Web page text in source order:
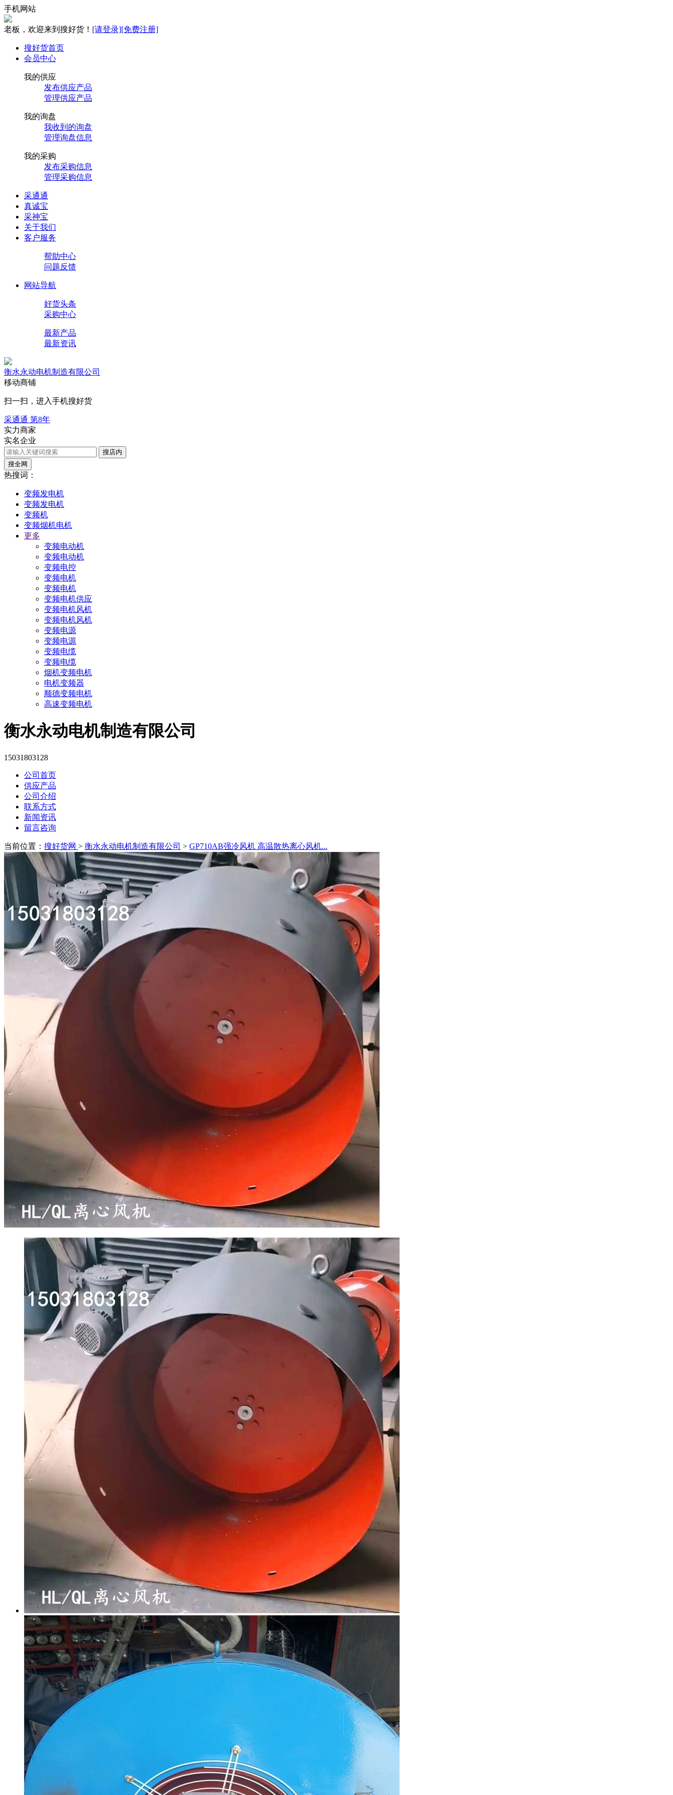
手机网站
老板，欢迎来到搜好货！ [请登录][免费注册]
搜好货首页
会员中心
我的供应
发布供应产品
管理供应产品
我的询盘
我收到的询盘
管理询盘信息
我的采购
发布采购信息
管理采购信息
采通通
真诚宝
采神宝
关于我们
客户服务
帮助中心
问题反馈
网站导航
好货头条
采购中心
最新产品
最新资讯
衡水永动电机制造有限公司
移动商铺
扫一扫，进入手机搜好货
采通通 第8年
实力商家
实名企业
搜店内
搜全网
热搜词：
变频发电机
变频发电机
变频机
变频烟机电机
更多
变频电动机
变频电动机
变频电控
变频电机
变频电机
变频电机供应
变频电机风机
变频电机风机
变频电源
变频电源
变频电缆
变频电缆
烟机变频电机
电机变频器
顺德变频电机
高速变频电机
衡水永动电机制造有限公司
15031803128
公司首页
供应产品
公司介绍
联系方式
新闻资讯
留言咨询
当前位置： 搜好货网 > 衡水永动电机制造有限公司 > GP710AB强冷风机 高温散热离心风机...